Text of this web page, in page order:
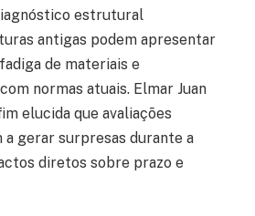
estrutural
antigas podem apresentar
de materiais e
normas atuais. Elmar Juan
elucida que avaliações
gerar surpresas durante a
diretos sobre prazo e